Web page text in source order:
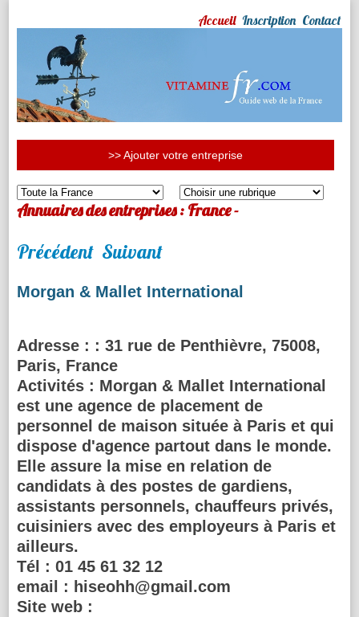
Accueil Inscription Contact
>> Ajouter votre entreprise
Annuaires des entreprises : France -
Précédent Suivant
Morgan & Mallet International
Adresse : : 31 rue de Penthièvre, 75008,
Paris, France
Activités : Morgan & Mallet International
est une agence de placement de
personnel de maison située à Paris et qui
dispose d'agence partout dans le monde.
Elle assure la mise en relation de
candidats à des postes de gardiens,
assistants personnels, chauffeurs privés,
cuisiniers avec des employeurs à Paris et
ailleurs.
Tél : 01 45 61 32 12
email : hiseohh@gmail.com
Site web :